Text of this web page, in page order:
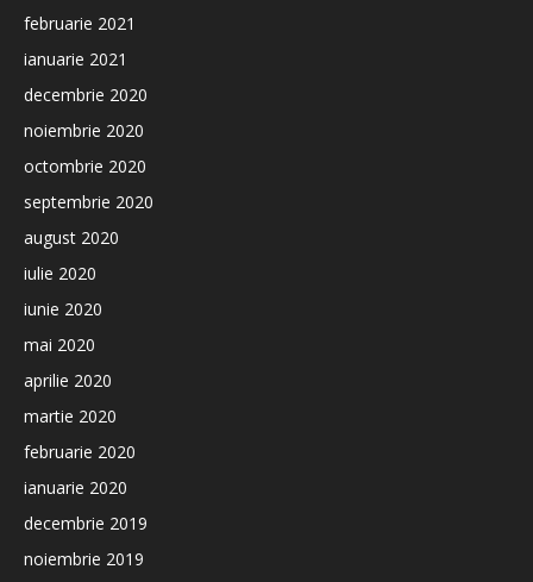
februarie 2021
ianuarie 2021
decembrie 2020
noiembrie 2020
octombrie 2020
septembrie 2020
august 2020
iulie 2020
iunie 2020
mai 2020
aprilie 2020
martie 2020
februarie 2020
ianuarie 2020
decembrie 2019
noiembrie 2019